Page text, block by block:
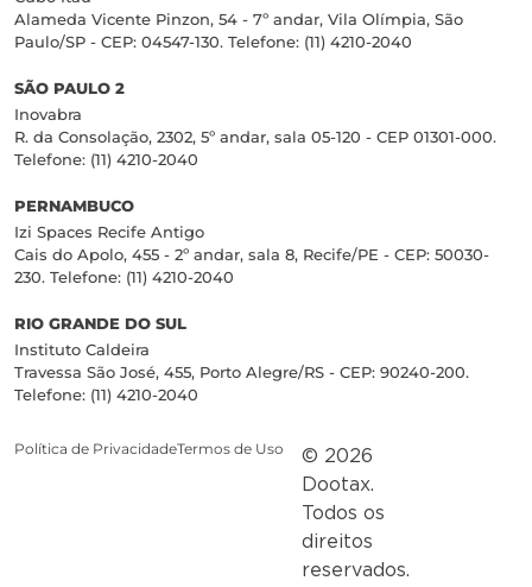
Alameda Vicente Pinzon, 54 - 7º andar, Vila Olímpia, São
Paulo/SP - CEP: 04547-130. Telefone: (11) 4210-2040
SÃO PAULO 2
Inovabra
R. da Consolação, 2302, 5º andar, sala 05-120 - CEP 01301-000.
Telefone: (11) 4210-2040
PERNAMBUCO
Izi Spaces Recife Antigo
Cais do Apolo, 455 - 2º andar, sala 8, Recife/PE - CEP: 50030-
230. Telefone: (11) 4210-2040
RIO GRANDE DO SUL
Instituto Caldeira
Travessa São José, 455, Porto Alegre/RS - CEP: 90240-200.
Telefone: (11) 4210-2040
Política de PrivacidadeTermos de Uso
© 2026
Dootax.
Todos os
direitos
reservados.